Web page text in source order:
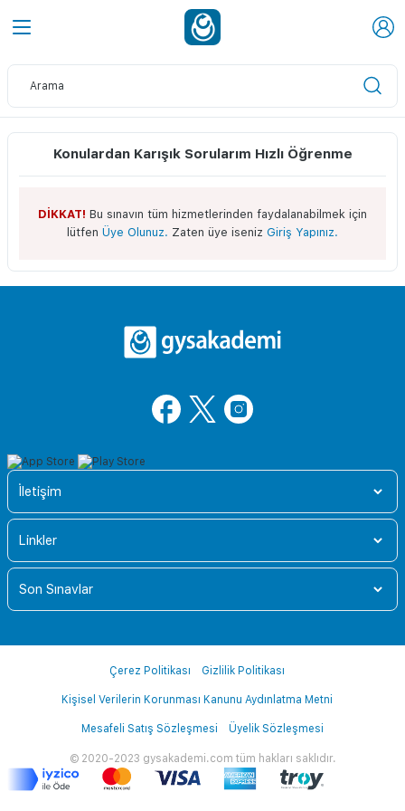
Konulardan Karışık Sorularım Hızlı Öğrenme
DİKKAT! Bu sınavın tüm hizmetlerinden faydalanabilmek için
lütfen Üye Olunuz. Zaten üye iseniz Giriş Yapınız.
İletişim
Linkler
Son Sınavlar
© 2020-2023 gysakademi.com tüm hakları saklıdır.
Çerez Politikası Gizlilik Politikası
Kişisel Verilerin Korunması Kanunu Aydınlatma Metni
Mesafeli Satış Sözleşmesi Üyelik Sözleşmesi